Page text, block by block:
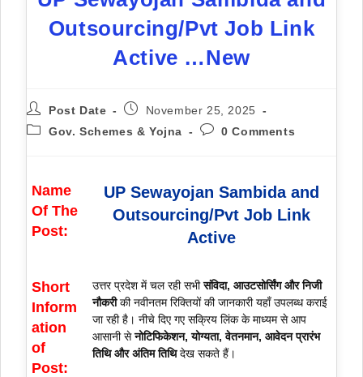
Outsourcing/Pvt Job Link
Active …New
Post Date
November 25, 2025
Gov. Schemes & Yojna
0 Comments
Name
Of The
Post:
UP Sewayojan Sambida and
Outsourcing/Pvt Job Link
Active
Short
Inform
ation
of
Post:
उत्तर प्रदेश में चल रही सभीसंविदा, आउटसोर्सिंग और निजी
नौकरीकी नवीनतम रिक्तियों की जानकारी यहाँ उपलब्ध कराई
जा रही है। नीचे दिए गए सक्रिय लिंक के माध्यम से आप
आसानी सेनोटिफिकेशन, योग्यता, वेतनमान, आवेदन प्रारंभ
तिथि और अंतिम तिथिदेख सकते हैं।